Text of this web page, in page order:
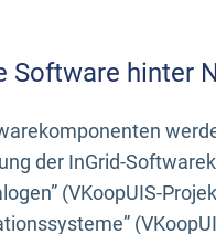
Software hinter
der InGrid-
(VKoopUIS-